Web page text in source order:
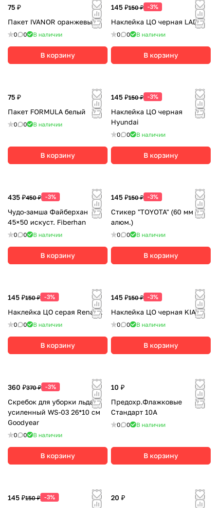
75 ₽
Пакет IVANOR оранжевый
0 0 В наличии
В корзину
145 ₽150 ₽ -3%
Наклейка ЦО черная LADA
0 0 В наличии
В корзину
75 ₽
Пакет FORMULA белый
0 0 В наличии
В корзину
145 ₽150 ₽ -3%
Наклейка ЦО черная
Hyundai
0 0 В наличии
В корзину
435 ₽450 ₽ -3%
Чудо-замша Файберхан
45×50 искуст. Fiberhan
0 0 В наличии
В корзину
145 ₽150 ₽ -3%
Стикер "TOYOTA" (60 мм
алюм.)
0 0 В наличии
В корзину
145 ₽150 ₽ -3%
Наклейка ЦО серая Renault
0 0 В наличии
В корзину
145 ₽150 ₽ -3%
Наклейка ЦО черная KIA
0 0 В наличии
В корзину
360 ₽370 ₽ -3%
Скребок для уборки льда
усиленный WS-03 26*10 см
Goodyear
0 0 В наличии
В корзину
10 ₽
Предохр.Флажковые
Стандарт 10А
0 0 В наличии
В корзину
145 ₽150 ₽ -3%
20 ₽